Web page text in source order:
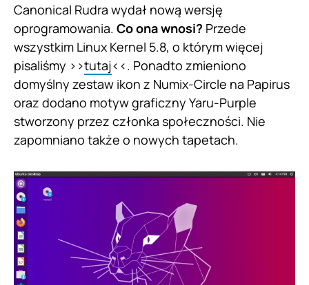
Canonical Rudra wydał nową wersję
oprogramowania. Co ona wnosi? Przede
wszystkim Linux Kernel 5.8, o którym więcej
pisaliśmy >>tutaj<<. Ponadto zmieniono
domyślny zestaw ikon z Numix-Circle na Papirus
oraz dodano motyw graficzny Yaru-Purple
stworzony przez członka społeczności. Nie
zapomniano także o nowych tapetach.